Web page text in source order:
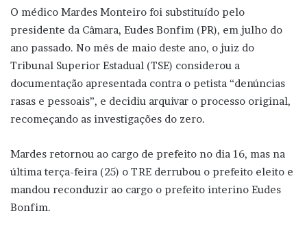
O médico Mardes Monteiro foi substituído pelo
presidente da Câmara, Eudes Bonfim (PR), em julho do
ano passado. No mês de maio deste ano, o juiz do
Tribunal Superior Estadual (TSE) considerou a
documentação apresentada contra o petista “denúncias
rasas e pessoais”, e decidiu arquivar o processo original,
recomeçando as investigações do zero.
Mardes retornou ao cargo de prefeito no dia 16, mas na
última terça-feira (25) o TRE derrubou o prefeito eleito e
mandou reconduzir ao cargo o prefeito interino Eudes
Bonfim.